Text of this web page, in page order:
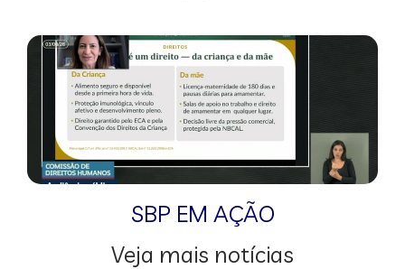
SBP EM AÇÃO
Veja mais notícias